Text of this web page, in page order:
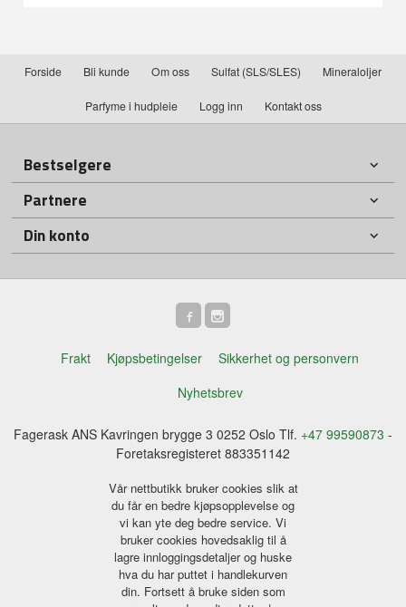
Forside Bli kunde Om oss Sulfat (SLS/SLES) Mineraloljer
Parfyme i hudpleie Logg inn Kontakt oss
Bestselgere
Partnere
Din konto
Frakt Kjøpsbetingelser
Sikkerhet og personvern
Nyhetsbrev
Fagerask ANS Kavringen brygge 3 0252 Oslo Tlf. +47 99590873 -
Foretaksregisteret 883351142
Vår nettbutikk bruker cookies slik at
du får en bedre kjøpsopplevelse og
vi kan yte deg bedre service. Vi
bruker cookies hovedsaklig til å
lagre innloggingsdetaljer og huske
hva du har puttet i handlekurven
din. Fortsett å bruke siden som